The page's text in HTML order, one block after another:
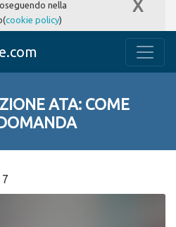
nella
cookie policy)
X
ATA: COME